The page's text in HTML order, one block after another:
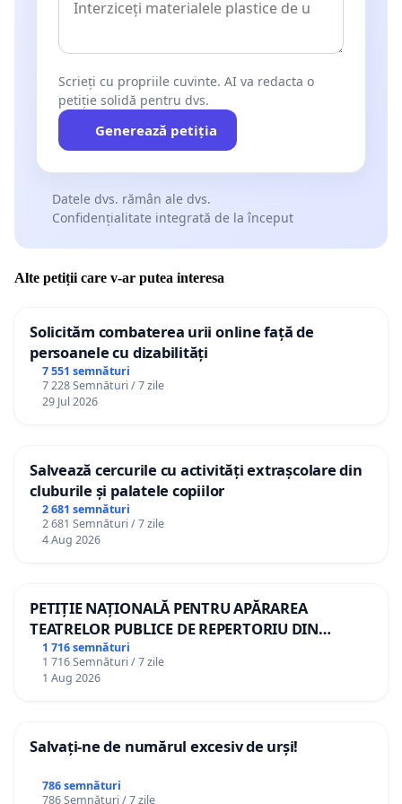
стране и за границей.Обращаемся ко всем поддержать эту
спонсоров сепаратистского режима должно стать правильный
шагом на пути восстановления контроля над приднестровским
регионом. Сейчас как никогда полумеры или пренебрежение
этим гражданским отношением продемонстрирует
последовательность или непоследовательность властей.
о его распространению на телевидении, на улице и в любых
1. Rosian Vasiloi
2. Igor Munteanu
3. Ion Manole
5. Nadejda Hribtievschi
6. Veaceslav Berbeca
7. Ion Tăbârță
9. Arcadie Barbăroșie
10. Артем Филипенко
14. Veaceslav Ioniță
Scrieți cu propriile cuvinte. AI va redacta o
petiție solidă pentru dvs.
Generează petiția
Datele dvs. rămân ale dvs.
Confidențialitate integrată de la început
Alte petiții care v-ar putea interesa
Solicităm combaterea urii online față de
persoanele cu dizabilități
7 551 semnături
7 228 Semnături / 7 zile
29 Jul 2026
Salvează cercurile cu activități extrașcolare din
cluburile și palatele copiilor
2 681 semnături
2 681 Semnături / 7 zile
4 Aug 2026
PETIȚIE NAȚIONALĂ PENTRU APĂRAREA
TEATRELOR PUBLICE DE REPERTORIU DIN
ROMÂNIA
1 716 semnături
1 716 Semnături / 7 zile
1 Aug 2026
Salvați-ne de numărul excesiv de urși!
786 semnături
786 Semnături / 7 zile